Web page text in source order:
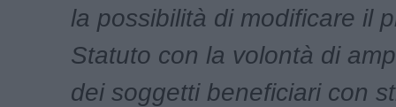
la possibilità di modificare il
Statuto con la volontà di
dei soggetti beneficiari con